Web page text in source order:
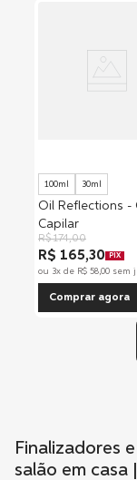
100ml 30ml
Oil Reflections -
Capilar
R$ 174,00
R$ 165,30 PIX
ou 3x de R$ 58,00 sem
Comprar agora
Finalizadores
salão em casa